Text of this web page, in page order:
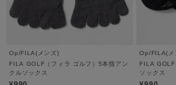
Op/FILA(メンズ)
FILA GOLF（フィラ ゴルフ）5本指アン
クルソックス
Op/FILA(メ
FILA GOLF
ソックス